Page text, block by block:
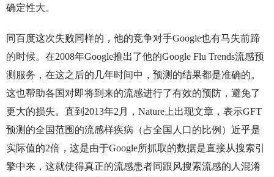
确定性大。
同百度这次失败同样的，他的竞争对手Google也有马失前蹄
的时候。在2008年Google推出了他的Google Flu Trends流感预
测服务，在这之后的几年时间中，预测的结果都是准确的。
这也帮助各国对即将到来的流感进行了有效的预防，避免了
更大的损失。直到2013年2月，Nature上出现文章，表示GFT
预测的全国范围的流感样疾病（占全国人口的比例）近乎是
实际值的2倍，这是由于Google所抓取的数据是直接从搜索引
擎中来，这就使得真正的流感患者同跟风搜索流感的人混淆